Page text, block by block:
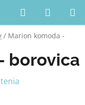
Hľadať
KOŠÍK
/ Marion komoda -
borovica